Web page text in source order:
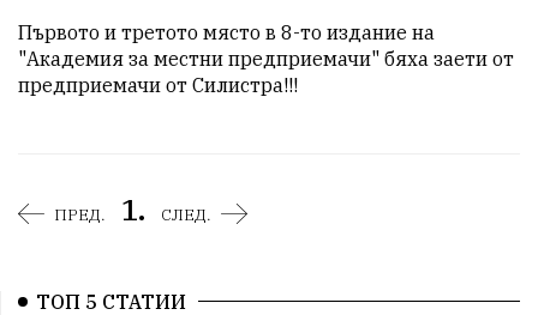
Първото и третото място в 8-то издание на
"Академия за местни предприемачи" бяха заети от
предприемачи от Силистра!!!
ПРЕД. 1. СЛЕД.
ТОП 5 СТАТИИ